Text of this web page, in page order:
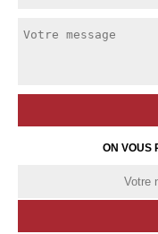
ON VOUS